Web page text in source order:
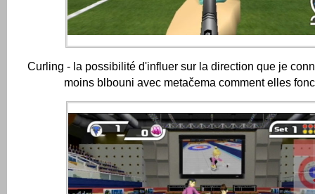
Curling - la possibilité d'influer sur la direction que je
moins blbouni avec metačema comment elles